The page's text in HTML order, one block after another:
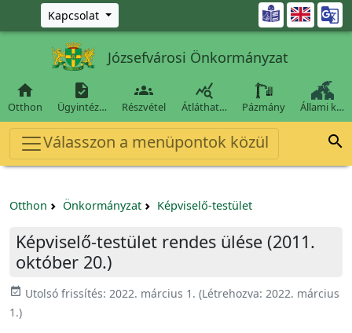
Ugrás a fő tartalomra
Kapcsolat 
Józsefvárosi Önkormányzat

Otthon

Ügyintéz…

Részvétel

Átláthat… Pázmány Állami k…
Válasszon a menüpontok közül 
Otthon Önkormányzat Képviselő-testület
Képviselő-testület rendes ülése (2011.
október 20.)
event_available Utolsó frissítés: 2022. március 1. (Létrehozva: 2022. március
1.)